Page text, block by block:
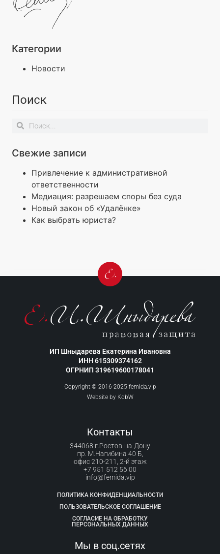
Категории
Новости
Поиск
Свежие записи
Привлечение к административной
ответственности
Медиация: разрешаем споры без суда
Новый закон об «Удалёнке»
Как выбрать юриста?
ИП Шныдарева Екатерина Ивановна
ИНН 615309374162
ОГРНИП 319619600178041
Copyright © 2016-2025 femida.vip
Website by KdbW
Контакты
344068 г.Ростов-на-Дону
пр. М.Нагибина 40 Б,
офис 210-211, 2-й этаж
+7 951 512 56 00
info@femida.vip
ПОЛИТИКА КОНФИДЕНЦИАЛЬНОСТИ
ПОЛЬЗОВАТЕЛЬСКОЕ СОГЛАШЕНИЕ
СОГЛАСИЕ НА ОБРАБОТКУ
ПЕРСОНАЛЬНЫХ ДАННЫХ
Мы в соц.сетях